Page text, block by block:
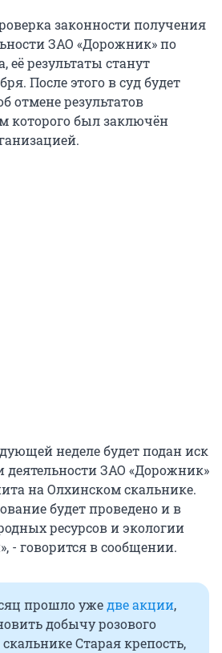
законности получения
ЗАО «Дорожник» по
её результаты станут
После этого в суд будет
отмене результатов
которого был заключён
неделе будет подан иск
деятельности ЗАО «Дорожник»
на Олхинском скальнике.
будет проведено и в
ресурсов и экологии
- говорится в сообщении.
прошло ужедве акции,
добычу розового
Старая крепость,